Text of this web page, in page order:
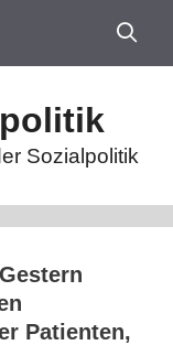
Sozialpolitik
Patienten,